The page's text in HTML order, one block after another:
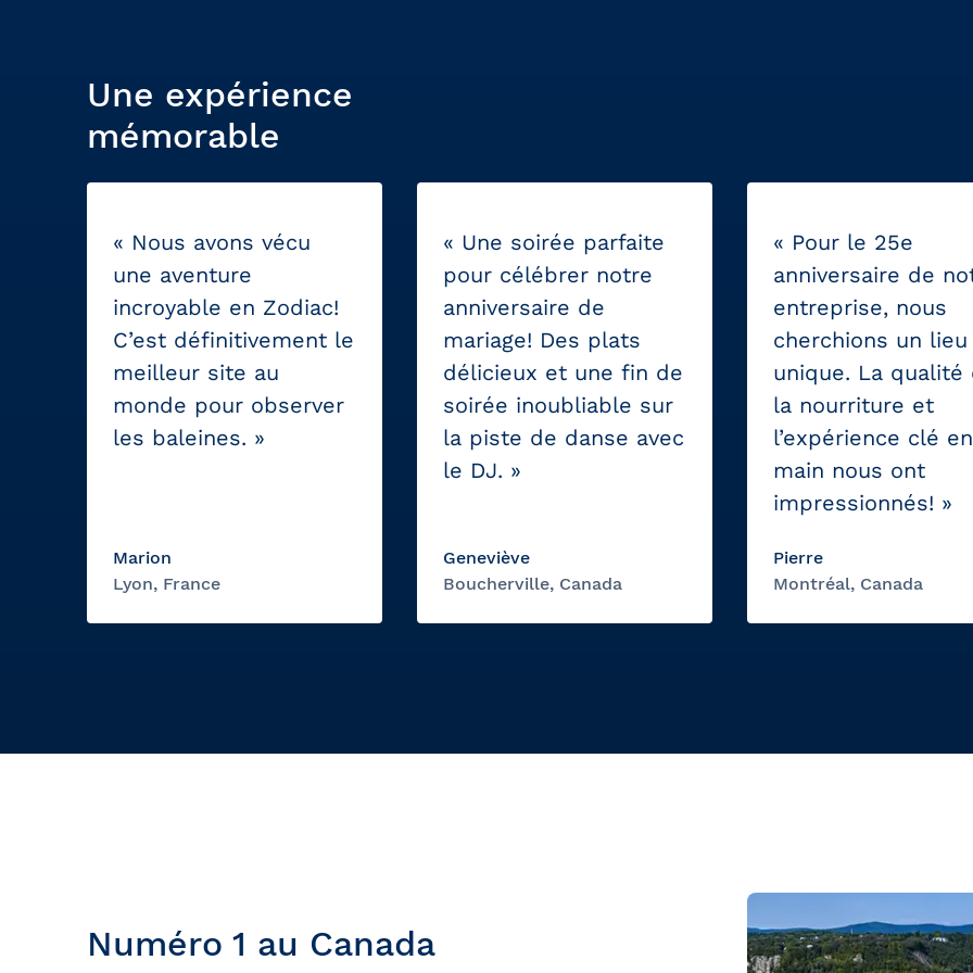
Une expérience
mémorable
« Nous avons vécu
une aventure
incroyable en Zodiac!
C’est définitivement le
meilleur site au
monde pour observer
les baleines. »
Marion
Lyon, France
« Une soirée parfaite
pour célébrer notre
anniversaire de
mariage! Des plats
délicieux et une fin de
soirée inoubliable sur
la piste de danse avec
le DJ. »
Geneviève
Boucherville, Canada
« Pour le 25e
anniversaire de
entreprise, nous
cherchions un lieu
unique. La qualité
la nourriture et
l’expérience clé en
main nous ont
impressionnés! »
Pierre
Montréal, Canada
Numéro 1 au Canada